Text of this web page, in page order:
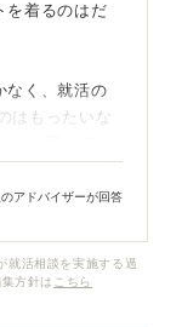
を着るのはだ
なく、就活の
はもったいな
いと思ってい
なので、もし
のアドバイザーが回答
就活相談を実施する過
方針は こちら